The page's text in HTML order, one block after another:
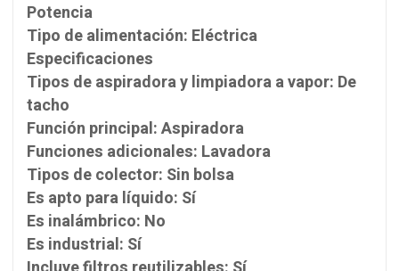
Potencia
Tipo de alimentación: Eléctrica
Especificaciones
Tipos de aspiradora y limpiadora a vapor: De
tacho
Función principal: Aspiradora
Funciones adicionales: Lavadora
Tipos de colector: Sin bolsa
Es apto para líquido: Sí
Es inalámbrico: No
Es industrial: Sí